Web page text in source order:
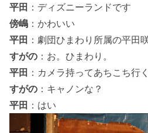
平田 ：ディズニーランドです
傍嶋 ：かわいい
平田 ：劇団ひまわり所属の平田
すがの ：お。ひまわり。
平田 ：カメラ持ってあちこち行
すがの ：キャノンな？
平田 ：はい